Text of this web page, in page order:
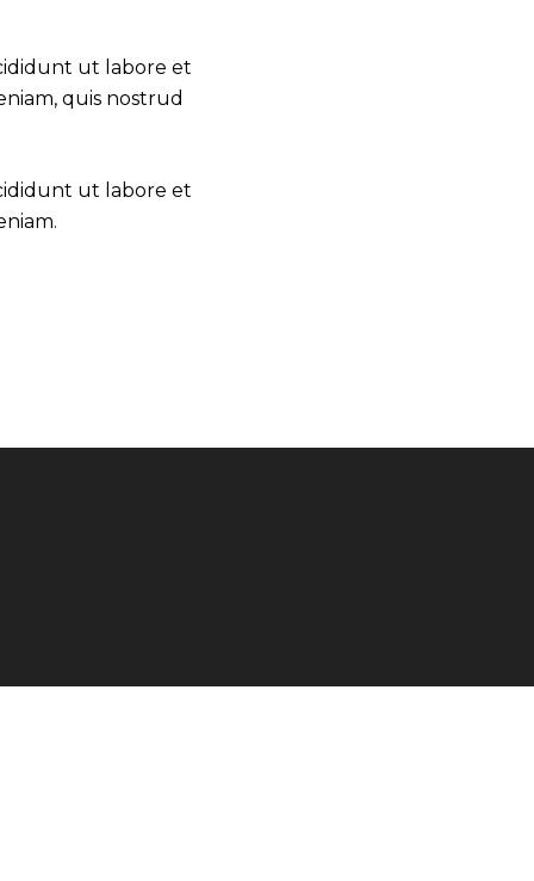
ut labore et
quis nostrud
ut labore et